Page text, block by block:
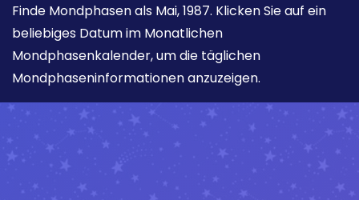
Finde Mondphasen als Mai, 1987. Klicken Sie auf ein
beliebiges Datum im Monatlichen
Mondphasenkalender, um die täglichen
Mondphaseninformationen anzuzeigen.